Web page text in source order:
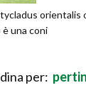
orientalis
una coni
per: